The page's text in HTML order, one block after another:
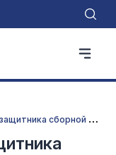
"
Львов" подписал защитника сборной Люксембурга